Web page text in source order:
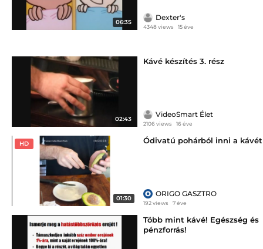
06:35
Dexter's
4348 views 15 éve
02:43
Kávé készítés 3. rész
VideoSmart Élet
2106 views 16 éve
HD
01:30
Ódivatú pohárból inni a kávét
ORIGO GASZTRO
192 views 7 éve
Több mint kávé! Egészség és
pénzforrás!